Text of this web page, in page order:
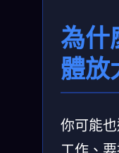
為什
體放
你可能